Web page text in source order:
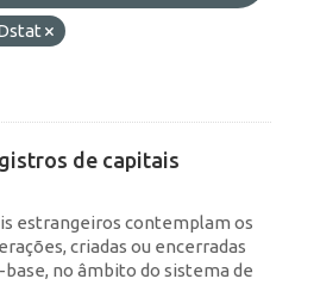
de capitais
estrangeiros contemplam os
criadas ou encerradas
no âmbito do sistema de